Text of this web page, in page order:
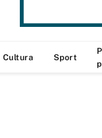
Cultura Sport